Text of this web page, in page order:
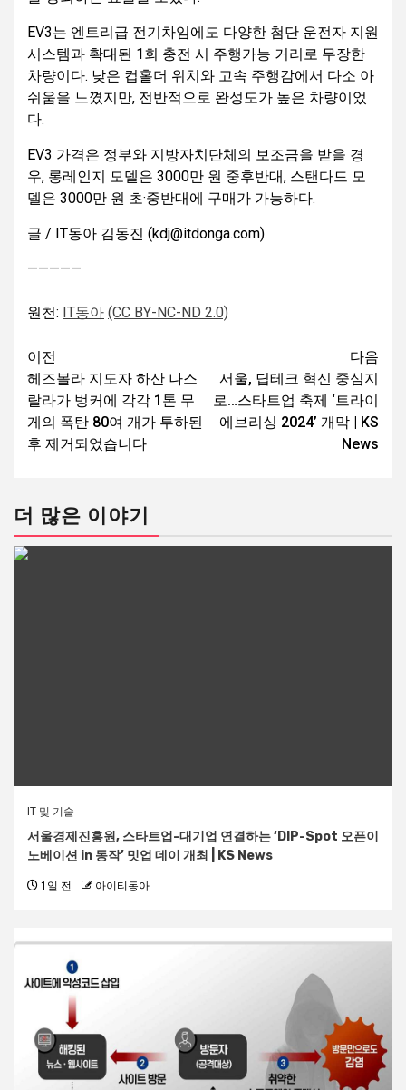
EV3는 엔트리급 전기차임에도 다양한 첨단 운전자 지원
시스템과 확대된 1회 충전 시 주행가능 거리로 무장한
차량이다. 낮은 컵홀더 위치와 고속 주행감에서 다소 아
쉬움을 느꼈지만, 전반적으로 완성도가 높은 차량이었
다.
EV3 가격은 정부와 지방자치단체의 보조금을 받을 경
우, 롱레인지 모델은 3000만 원 중후반대, 스탠다드 모
델은 3000만 원 초·중반대에 구매가 가능하다.
글 / IT동아 김동진 (kdj@itdonga.com)
—————
원천: IT동아 (CC BY-NC-ND 2.0)
이전
헤즈볼라 지도자 하산 나스
랄라가 벙커에 각각 1톤 무
게의 폭탄 80여 개가 투하된
후 제거되었습니다
다음
서울, 딥테크 혁신 중심지
로…스타트업 축제 ‘트라이
에브리싱 2024’ 개막 | KS
News
더 많은 이야기
IT 및 기술
서울경제진흥원, 스타트업-대기업 연결하는 ‘DIP-Spot 오픈이
노베이션 in 동작’ 밋업 데이 개최 | KS News
1일 전 아이티동아